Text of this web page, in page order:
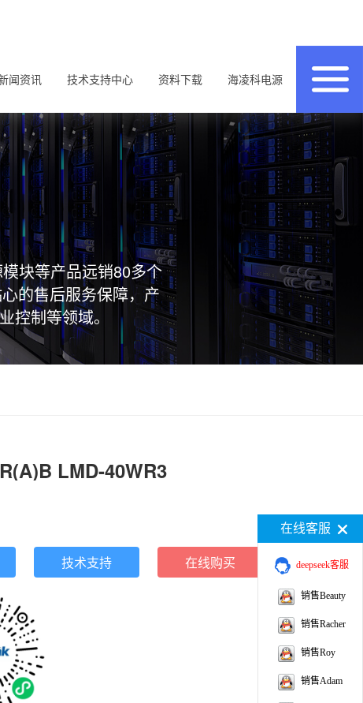
闻资讯 技术支持中心 资料下载 海凌科电源
块等产品远销80多个
的售后服务保障，产
控制等领域。
LMD-40WR3
技术支持 在线购买
在线客服
deepseek客服
销售Beauty
销售Racher
销售Roy
销售Adam